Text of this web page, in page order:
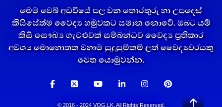
මෙම වෙබ් අඩවියේ පල වන තොරතුරු හා උපදෙස්
කිසිසේත්ම වෛද්‍ය හමුවකට සමාන නොවේ. ඔබට යම්
කිසි සෞඛ්‍ය ගැටළුවක් සම්බන්ධව වෛද්‍ය ප්‍රතිකාර
අවශ්‍ය මොහොතක වහාම සුදුසුම්කම් ලත් වෛද්‍යවරයකු
වෙත යොමුවන්න.
© 2016 - 2024 VOG.LK. All Rights Reserved.